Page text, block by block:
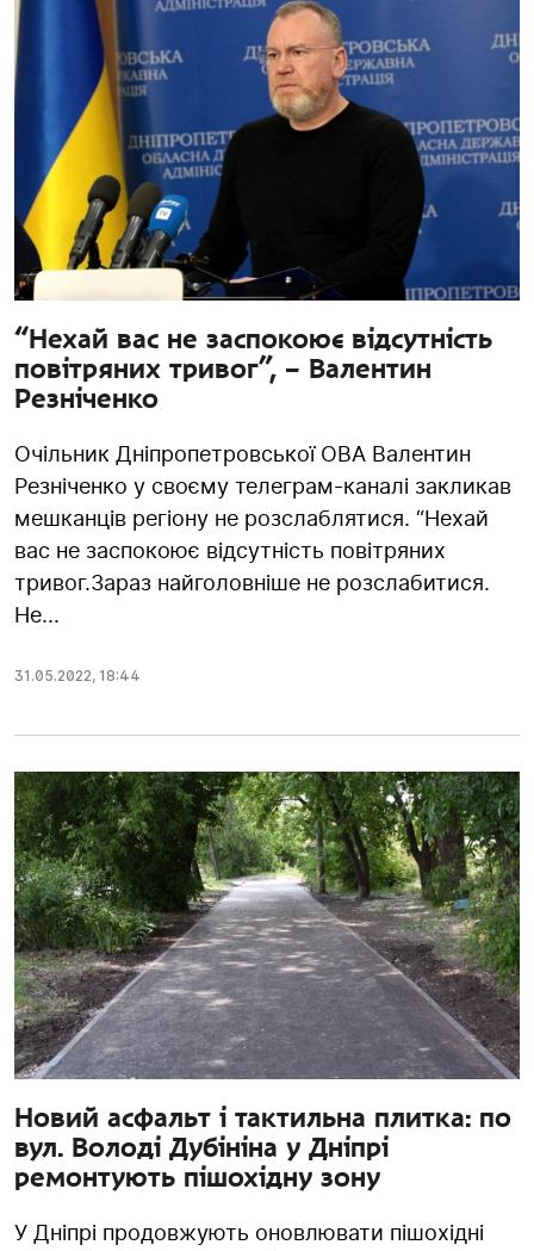
“Нехай вас не заспокоює відсутність
повітряних тривог”, – Валентин
Резніченко
Очільник Дніпропетровської ОВА Валентин
Резніченко у своєму телеграм-каналі закликав
мешканців регіону не розслаблятися. “Нехай
вас не заспокоює відсутність повітряних
тривог.Зараз найголовніше не розслабитися.
Не...
31.05.2022, 18:44
Новий асфальт і тактильна плитка: по
вул. Володі Дубініна у Дніпрі
ремонтують пішохідну зону
У Дніпрі продовжують оновлювати пішохідні